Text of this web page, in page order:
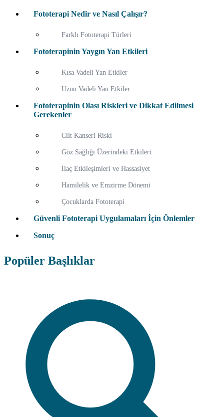
Fototerapi Nedir ve Nasıl Çalışır?
Farklı Fototerapi Türleri
Fototerapinin Yaygın Yan Etkileri
Kısa Vadeli Yan Etkiler
Uzun Vadeli Yan Etkiler
Fototerapinin Olası Riskleri ve Dikkat Edilmesi
Gerekenler
Cilt Kanseri Riski
Göz Sağlığı Üzerindeki Etkileri
İlaç Etkileşimleri ve Hassasiyet
Hamilelik ve Emzirme Dönemi
Çocuklarda Fototerapi
Güvenli Fototerapi Uygulamaları İçin Önlemler
Sonuç
Popüler Başlıklar